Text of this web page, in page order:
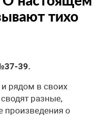
тихо
39.
рядом в своих
разные,
произведения о